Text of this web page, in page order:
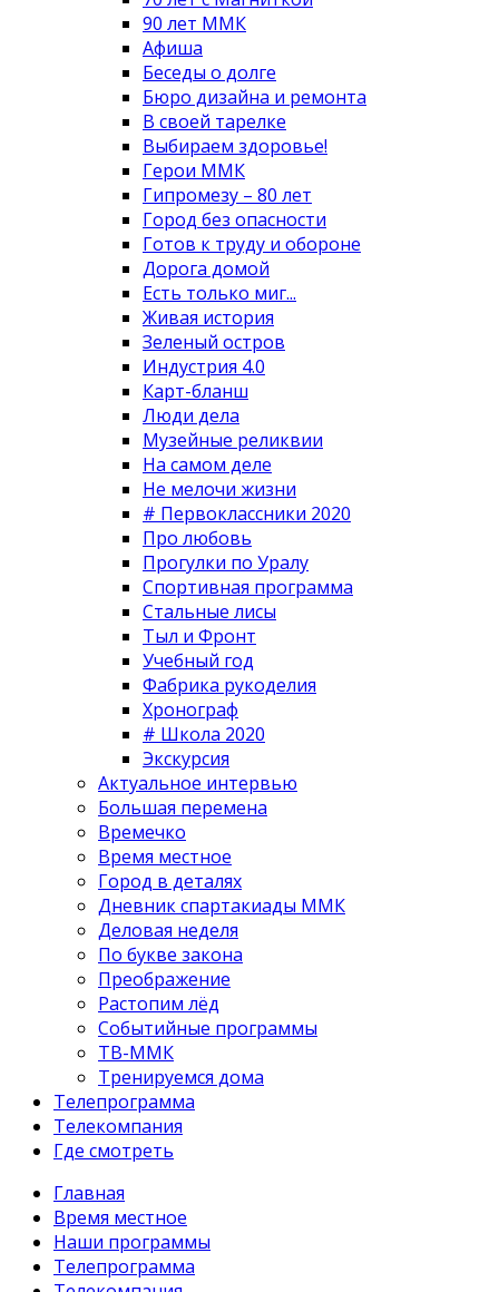
90 лет ММК
Афиша
Беседы о долге
Бюро дизайна и ремонта
В своей тарелке
Выбираем здоровье!
Герои ММК
Гипромезу – 80 лет
Город без опасности
Готов к труду и обороне
Дорога домой
Есть только миг...
Живая история
Зеленый остров
Индустрия 4.0
Карт-бланш
Люди дела
Музейные реликвии
На самом деле
Не мелочи жизни
# Первоклассники 2020
Про любовь
Прогулки по Уралу
Спортивная программа
Стальные лисы
Тыл и Фронт
Учебный год
Фабрика рукоделия
Хронограф
# Школа 2020
Экскурсия
Актуальное интервью
Большая перемена
Времечко
Время местное
Город в деталях
Дневник спартакиады ММК
Деловая неделя
По букве закона
Преображение
Растопим лёд
Событийные программы
ТВ-ММК
Тренируемся дома
Телепрограмма
Телекомпания
Где смотреть
Главная
Время местное
Наши программы
Телепрограмма